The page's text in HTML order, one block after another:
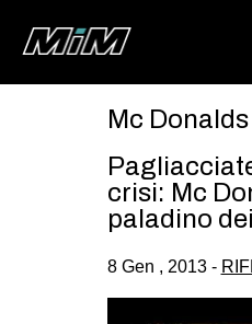
Mc Donalds
crisi: Mc
paladino
8 Gen , 2013 -